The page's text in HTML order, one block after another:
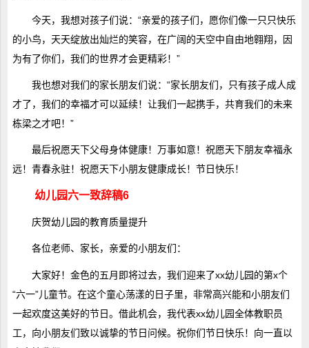
今天，我想对孩子们说：“亲爱的孩子们，愿你们像一只只快乐
的小鸟，天天绽放出灿烂的笑容，在广阔的天空中自由地翱翔，因
为有了你们，我们的世界才会更精彩！”
我也想对我们的家长朋友们说：“家长朋友们，只有孩子成人成
才了，我们的幸福才可以延续！让我们一起携手，共育我们的未来
栋梁之才吧！”
最后祝愿天下父母身体健康！万事如意！祝愿天下朋友幸福永
远！青春永驻！祝愿天下小朋友健康成长！节日快乐！
幼儿园六一致辞稿6
庆贺幼儿园的教育质量提升
各位老师、家长，亲爱的小朋友们：
大家好！金色的五月即将过去，我们迎来了xx幼儿园的第x个
“六一”儿童节。在这个童心荡漾的日子里，非常高兴能和小朋友们
一起欢度这美好的节日。借此机会，我代表xx幼儿园全体教职员
工，向小朋友们致以诚挚的节日问候。祝你们节日快乐！向一直以